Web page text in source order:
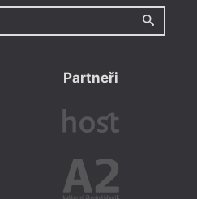
Partneři